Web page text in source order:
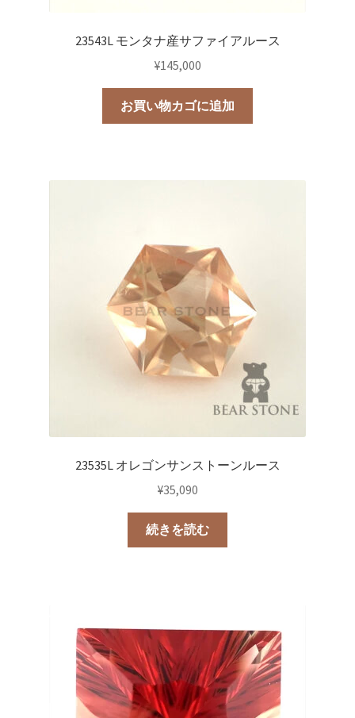
23543L モンタナ産サファイアルース
¥145,000
お買い物カゴに追加
23535L オレゴンサンストーンルース
¥35,090
続きを読む